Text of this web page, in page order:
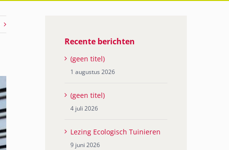
Recente berichten
(geen titel)
1 augustus 2026
(geen titel)
4 juli 2026
Lezing Ecologisch Tuinieren
9 juni 2026